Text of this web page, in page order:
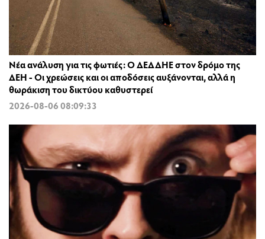
Νέα ανάλυση για τις φωτιές: Ο ΔΕΔΔΗΕ στον δρόμο της
ΔΕΗ - Οι χρεώσεις και οι αποδόσεις αυξάνονται, αλλά η
θωράκιση του δικτύου καθυστερεί
2026-08-06 08:09:33